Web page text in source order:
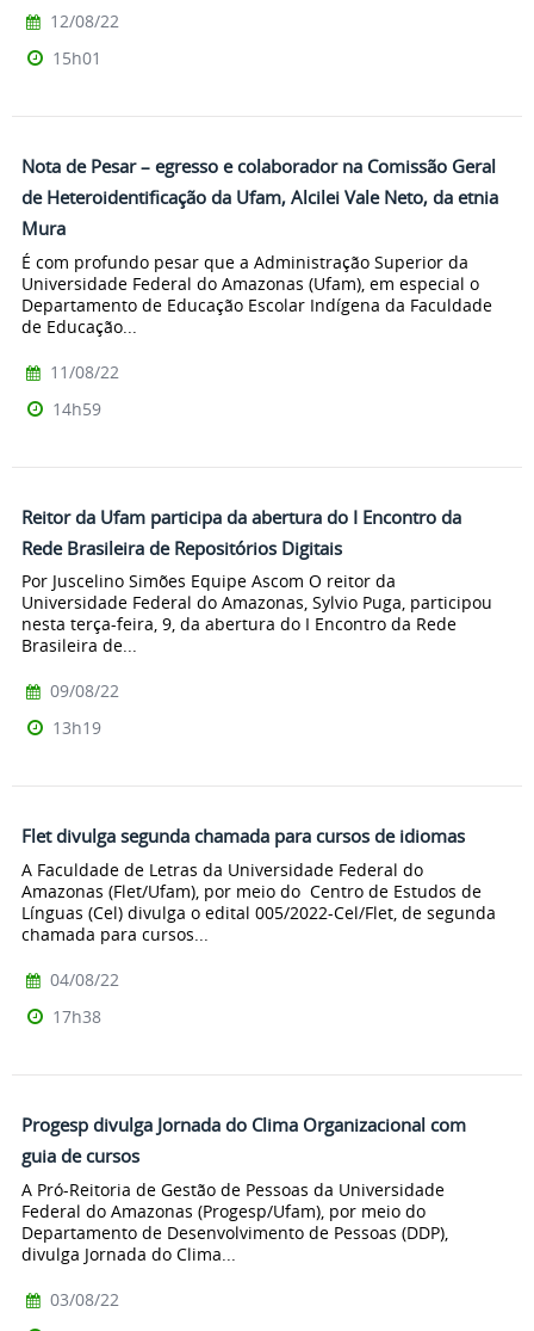
12/08/22
15h01
Nota de Pesar – egresso e colaborador na Comissão Geral
de Heteroidentificação da Ufam, Alcilei Vale Neto, da etnia
Mura
É com profundo pesar que a Administração Superior da
Universidade Federal do Amazonas (Ufam), em especial o
Departamento de Educação Escolar Indígena da Faculdade
de Educação...
11/08/22
14h59
Reitor da Ufam participa da abertura do I Encontro da
Rede Brasileira de Repositórios Digitais
Por Juscelino Simões Equipe Ascom O reitor da
Universidade Federal do Amazonas, Sylvio Puga, participou
nesta terça-feira, 9, da abertura do I Encontro da Rede
Brasileira de...
09/08/22
13h19
Flet divulga segunda chamada para cursos de idiomas
A Faculdade de Letras da Universidade Federal do
Amazonas (Flet/Ufam), por meio do Centro de Estudos de
Línguas (Cel) divulga o edital 005/2022-Cel/Flet, de segunda
chamada para cursos...
04/08/22
17h38
Progesp divulga Jornada do Clima Organizacional com
guia de cursos
A Pró-Reitoria de Gestão de Pessoas da Universidade
Federal do Amazonas (Progesp/Ufam), por meio do
Departamento de Desenvolvimento de Pessoas (DDP),
divulga Jornada do Clima...
03/08/22